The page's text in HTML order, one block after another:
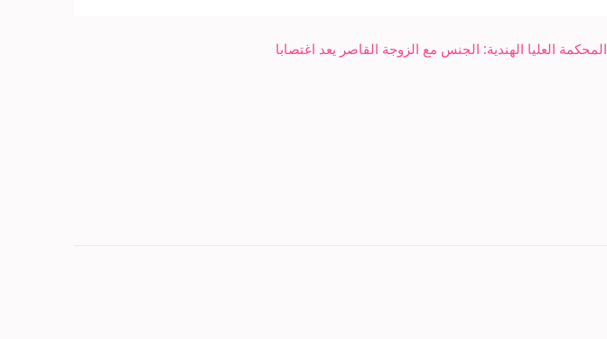
المحكمة العليا الهندية: الجنس مع الزوجة القاصر يعد اغتصابا